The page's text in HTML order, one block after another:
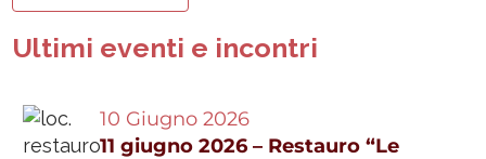
Ultimi eventi e incontri
10 Giugno 2026
11 giugno 2026 – Restauro “Le